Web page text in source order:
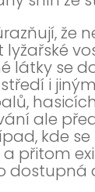
že
látky se
i
ale
kde
přitom
dostupná